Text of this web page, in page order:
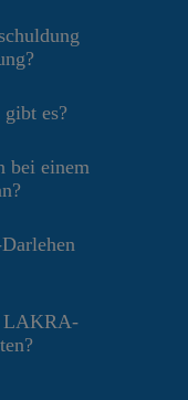
es?
bei einem
LAKRA-